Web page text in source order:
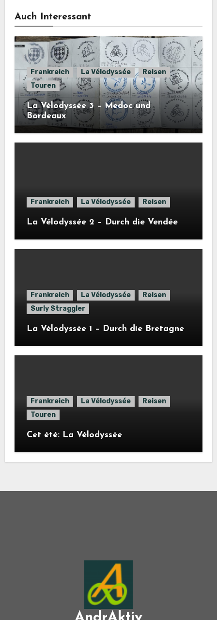
Auch Interessant
Frankreich La Vélodyssée
Reisen
Touren
La Vélodyssée 3 – Medoc und
Bordeaux
Frankreich La Vélodyssée Reisen
La Vélodyssée 2 – Durch die Vendée
Frankreich La Vélodyssée
Reisen
Surly Straggler
La Vélodyssée 1 – Durch die Bretagne
Frankreich La Vélodyssée
Reisen
Touren
Cet été: La Vélodyssée